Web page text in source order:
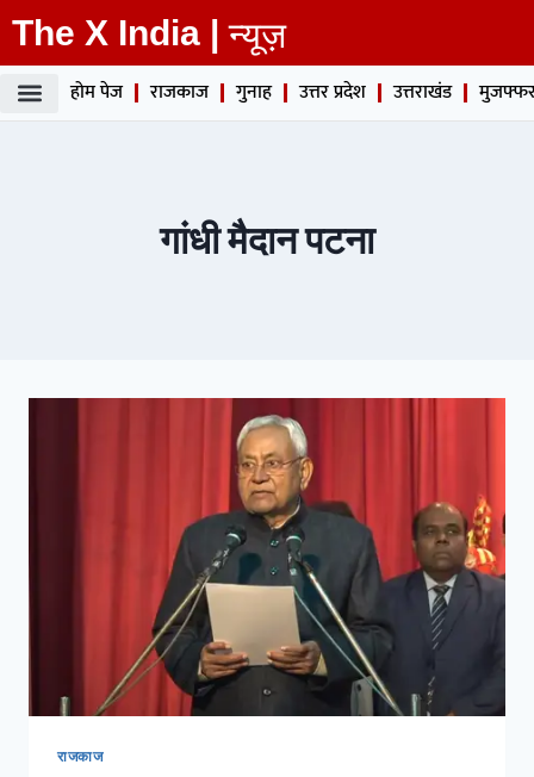
The X India | न्यूज़
होम पेज राजकाज गुनाह उत्तर प्रदेश उत्तराखंड
गांधी मैदान पटना
राजकाज